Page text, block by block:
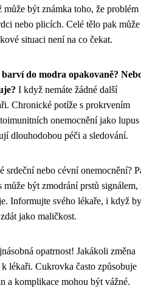
může být známka toho, že problém
nebo plicích. Celé tělo pak může
situaci není na co čekat.
do modra opakovaně?
I když nemáte žádné další
Chronické potíže s prokrvením
onemocnění jako lupus
dlouhodobou péči a sledování.
srdeční nebo cévní onemocnění?
být zmodrání prstů signálem,
Informujte svého lékaře, i když by
jako maličkost.
opatrnost! Jakákoli změna
lékaři. Cukrovka často způsobuje
a komplikace mohou být vážné.